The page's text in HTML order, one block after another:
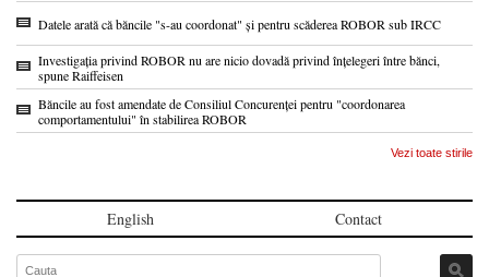
Datele arată că băncile "s-au coordonat" și pentru scăderea ROBOR sub IRCC
Investigația privind ROBOR nu are nicio dovadă privind înțelegeri între bănci,
spune Raiffeisen
Băncile au fost amendate de Consiliul Concurenței pentru "coordonarea
comportamentului" în stabilirea ROBOR
Vezi toate stirile
English Contact